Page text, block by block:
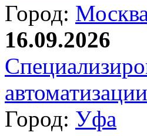
Город:
16.09.2026
Город: Уфа